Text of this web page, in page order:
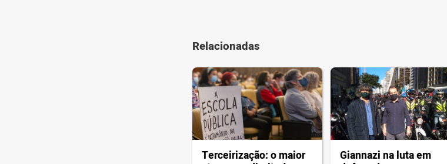
Relacionadas
Terceirização: o maior
Giannazi na luta em